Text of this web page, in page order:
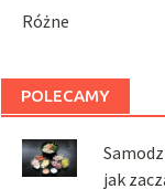
Różne
POLECAMY
jak